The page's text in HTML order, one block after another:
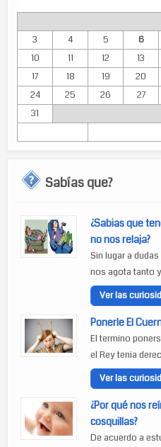
3
4 5 6
10
11 12 13
17
18 19 20
24
25 26 27
31
Sabías que?
¿Sabias que
no nos relaja?
Sin lugar a
nos agota tanto
Ver las
Ponerle El
El termino
el Rey tenia
Ver las
¿Por qué nos
cosquillas?
De acuerdo a